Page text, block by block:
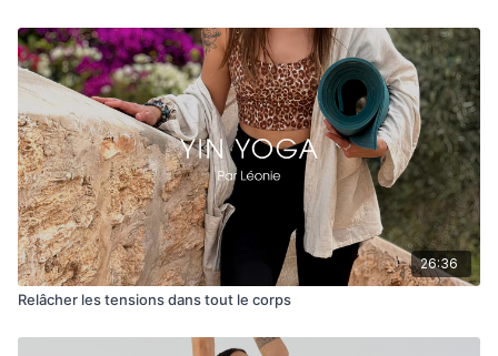
26:36
Relâcher les tensions dans tout le corps